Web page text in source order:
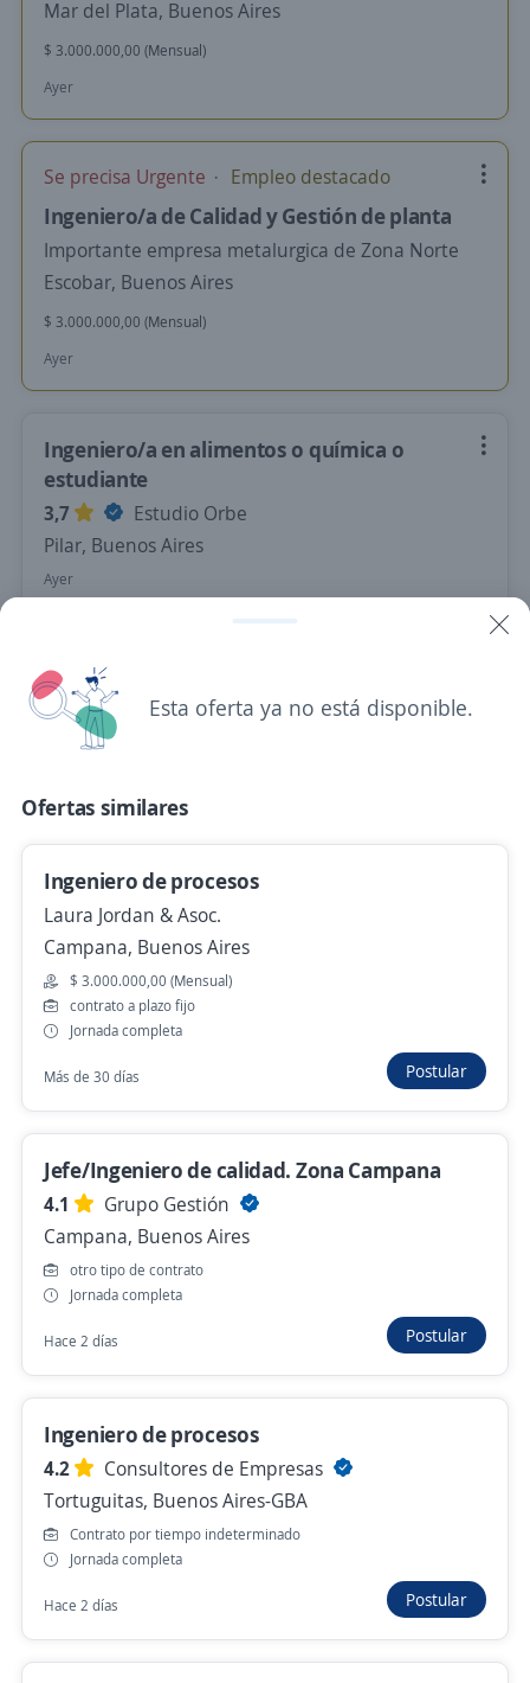
Mar del Plata, Buenos Aires
$ 3.000.000,00 (Mensual)
Ayer
Se precisa Urgente Empleo destacado
Ingeniero/a de Calidad y Gestión de planta
Importante empresa metalurgica de Zona Norte
Escobar, Buenos Aires
$ 3.000.000,00 (Mensual)
Ayer
Ingeniero/a en alimentos o química o
estudiante
3,7
Estudio Orbe
Pilar, Buenos Aires
Ayer
Gerente Regional Ing. Agrónomo para
Importante Multinacional
In.Corporate
Hace 18 horas
Se precisa Urgente Empleo destacado
Ingeniero/a de procesos
4,3
Adecco Argentina S.A.
Zárate, Buenos Aires
Hace 2 días
Ingeniero Proyectista Mecánico
Gral. Pacheco, Buenos Aires
Hace 2 días
Se precisa Urgente
Ingeniero de Calidad (Procesos)
FIND.U
Hace 2 días
Se precisa Urgente
Arquitecto o Ingeniero Civil
Importante empresa del sector
Munro, Buenos Aires
Esta oferta ya no está disponible.
Ofertas similares
Ingeniero de procesos
Laura Jordan & Asoc.
Campana, Buenos Aires
$ 3.000.000,00 (Mensual)
contrato a plazo fijo
Jornada completa
Más de 30 días Postular
Jefe/Ingeniero de calidad. Zona Campana
4.1
Grupo Gestión
Campana, Buenos Aires
otro tipo de contrato
Jornada completa
Hace 2 días Postular
Ingeniero de procesos
4.2
Consultores de Empresas
Tortuguitas, Buenos Aires-GBA
Contrato por tiempo indeterminado
Jornada completa
Hace 2 días Postular